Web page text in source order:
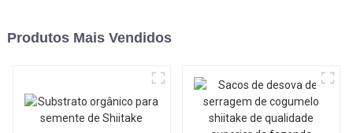
Produtos Mais Vendidos